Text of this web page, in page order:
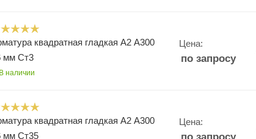
квадратная гладкая А2 А300
мм Ст3
В наличии
Цена:
по запросу
квадратная гладкая А2 А300
мм Ст35
Цена: